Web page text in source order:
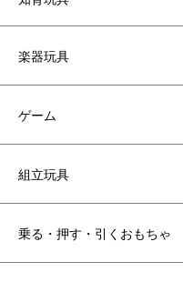
楽器玩具
ゲーム
組立玩具
乗る・押す・引くおもちゃ